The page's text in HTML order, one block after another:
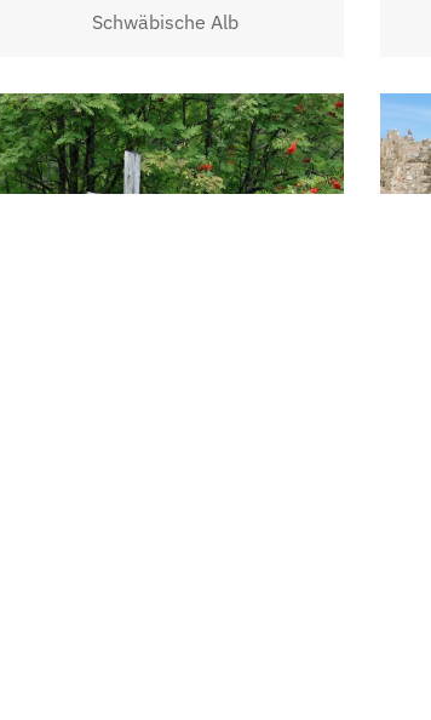
Schwäbische Alb